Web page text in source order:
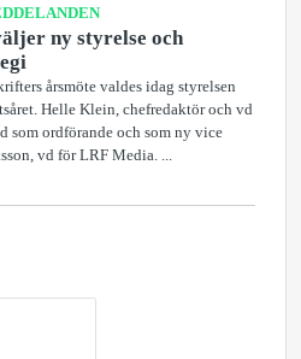
ny styrelse och
årsmöte valdes idag styrelsen
Helle Klein, chefredaktör och vd
som ordförande och som ny vice
vd för LRF Media. ...